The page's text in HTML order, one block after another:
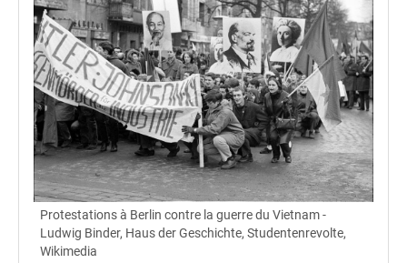
Protestations à Berlin contre la guerre du Vietnam -
Ludwig Binder, Haus der Geschichte, Studentenrevolte,
Wikimedia